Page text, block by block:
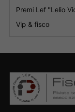
Premi Lef "Lelio
Vip & fisco